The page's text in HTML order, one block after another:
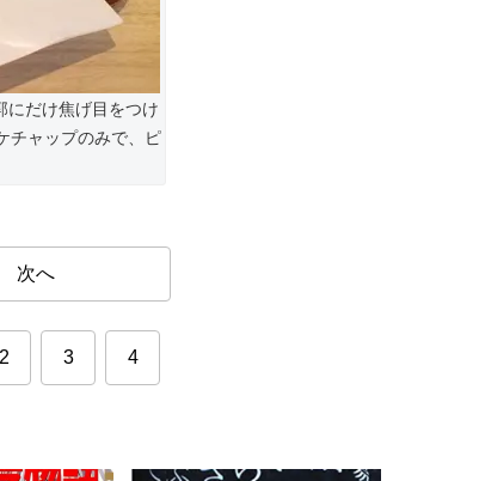
にだけ焦げ目をつけ
チャップのみで、ピ
次へ
2 3 4